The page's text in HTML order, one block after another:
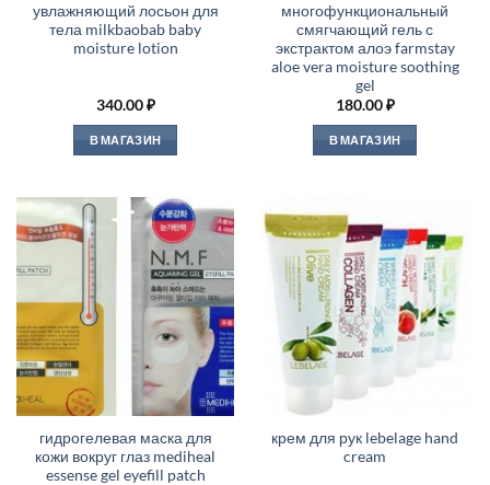
увлажняющий лосьон для
тела milkbaobab baby
moisture lotion
340.00₽
В МАГАЗИН
многофункциональный
смягчающий гель с
экстрактом алоэ farmstay
aloe vera moisture soothing
gel
180.00₽
В МАГАЗИН
гидрогелевая маска для
кожи вокруг глаз mediheal
essense gel eyefill patch
крем для рук lebelage hand
cream